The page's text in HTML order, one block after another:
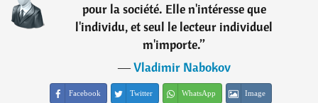
pour la société. Elle n'intéresse que
l'individu, et seul le lecteur individuel
m'importe.”
―Vladimir Nabokov
Facebook Twitter WhatsApp Image